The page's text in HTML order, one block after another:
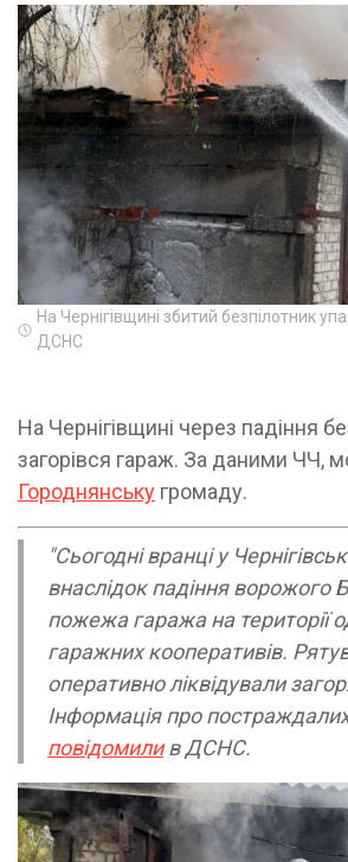
На Чернігівщині збитий безпілотник
ДСНС
На Чернігівщині через падіння
загорівся гараж. За даними ЧЧ,
Городнянську громаду.
"Сьогодні вранці у
внаслідок падіння ворожого
пожежа гаража на території
гаражних кооперативів.
оперативно ліквідували
Інформація про
повідомилив ДСНС.